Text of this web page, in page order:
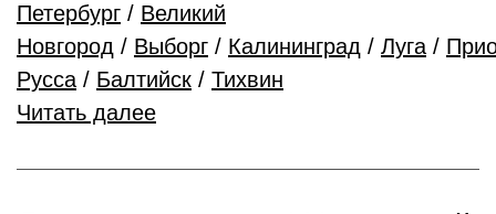
Петербург / Великий
Новгород / Выборг / Калининград / Луга /
Русса / Балтийск / Тихвин
Читать далее